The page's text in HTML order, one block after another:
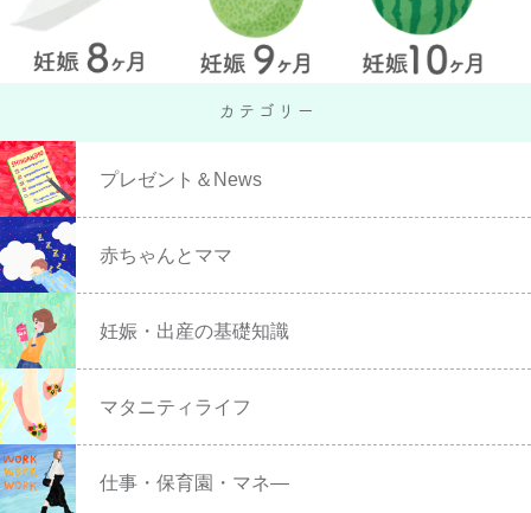
プレゼント＆News
赤ちゃんとママ
妊娠・出産の基礎知識
マタニティライフ
仕事・保育園・マネ―